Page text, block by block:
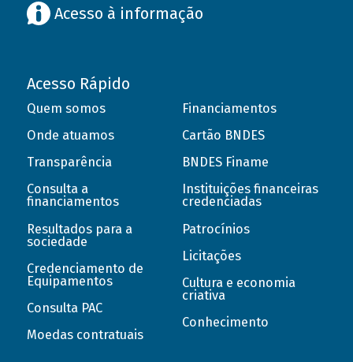
Acesso à informação
Acesso Rápido
Quem somos
Onde atuamos
Transparência
Consulta a
financiamentos
Resultados para a
sociedade
Credenciamento de
Equipamentos
Consulta PAC
Moedas contratuais
Financiamentos
Cartão BNDES
BNDES Finame
Instituições financeiras
credenciadas
Patrocínios
Licitações
Cultura e economia
criativa
Conhecimento